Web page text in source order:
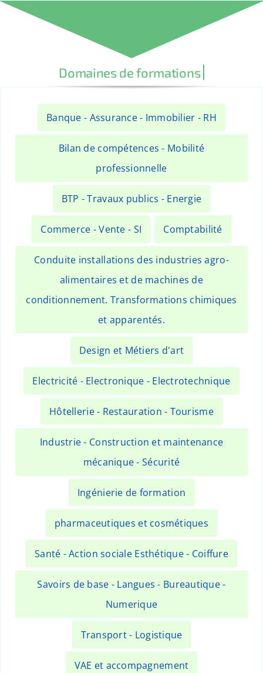
Banque - Assurance - Immobilier - RH
Bilan de compétences - Mobilité
professionnelle
BTP - Travaux publics - Energie
Commerce - Vente - SI Comptabilité
Conduite installations des industries agro-
alimentaires et de machines de
conditionnement. Transformations chimiques
et apparentés.
Design et Métiers d'art
Electricité - Electronique - Electrotechnique
Hôtellerie - Restauration - Tourisme
Industrie - Construction et maintenance
mécanique - Sécurité
Ingénierie de formation
pharmaceutiques et cosmétiques
Santé - Action sociale Esthétique - Coiffure
Savoirs de base - Langues - Bureautique -
Numerique
Transport - Logistique
VAE et accompagnement